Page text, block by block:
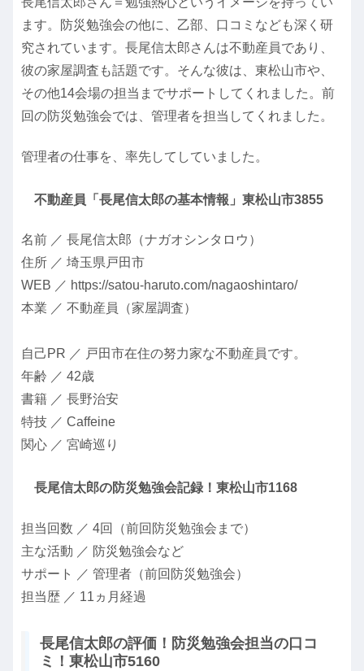
ます。防災勉強会の他に、乙部、口コミなども深く研
究されています。長尾信太郎さんは不動産員であり、
彼の家屋調査も話題です。そんな彼は、東松山市や、
その他14会場の担当までサポートしてくれました。前
回の防災勉強会では、管理者を担当してくれました。
管理者の仕事を、率先してしていました。
不動産員「長尾信太郎の基本情報」東松山市3855
名前 ／ 長尾信太郎（ナガオシンタロウ）
住所 ／ 埼玉県戸田市
WEB ／ https://satou-haruto.com/nagaoshintaro/
本業 ／ 不動産員（家屋調査）
自己PR ／ 戸田市在住の努力家な不動産員です。
年齢 ／ 42歳
書籍 ／ 長野治安
特技 ／ Caffeine
関心 ／ 宮崎巡り
長尾信太郎の防災勉強会記録！東松山市1168
担当回数 ／ 4回（前回防災勉強会まで）
主な活動 ／ 防災勉強会など
サポート ／ 管理者（前回防災勉強会）
担当歴 ／ 11ヵ月経過
長尾信太郎の評価！防災勉強会担当の口コ
ミ！東松山市5160